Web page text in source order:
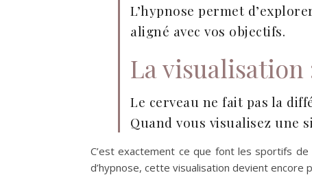
L’hypnose permet
aligné avec vos objectifs.
La
Le cerveau ne fait pas la
Quand vous visualisez une
C’est exactement ce que font les sportifs
d’hypnose, cette visualisation devient encore